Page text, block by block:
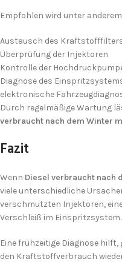
Empfohlen wird unter
Austausch des
Überprüfung der Injektoren
Kontrolle der
Diagnose des
elektronische
Durch regelmäßige Wartung
verbraucht nach dem Winter
Fazit
Wenn Diesel verbraucht nach
viele unterschiedliche
verschmutzten Injektoren,
Verschleiß im Einspritzsystem.
Eine frühzeitige Diagnose hilft,
den Kraftstoffverbrauch